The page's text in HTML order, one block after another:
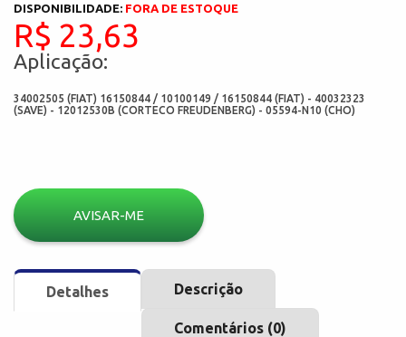
DISPONIBILIDADE: FORA DE ESTOQUE
R$ 23,63
Aplicação:
34002505 (FIAT) 16150844 / 10100149 / 16150844 (FIAT) - 40032323
(SAVE) - 12012530B (CORTECO FREUDENBERG) - 05594-N10 (CHO)
AVISAR-ME
Detalhes Descrição
Comentários (0)